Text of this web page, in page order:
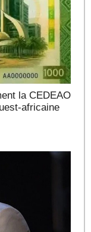
la CEDEAO
africaine